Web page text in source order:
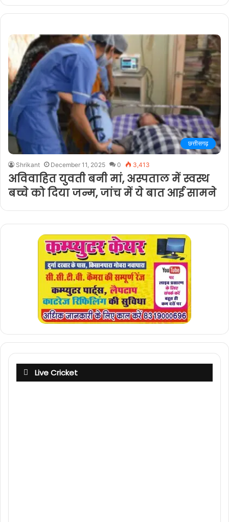
छत्तीसगढ़
Shrikant December 11, 2025 0 3,413
अविवाहित युवती बनी मां, अस्पताल में स्वस्थ
बच्चे को दिया जन्म, जांच में ये बात आई सामने
Live Cricket